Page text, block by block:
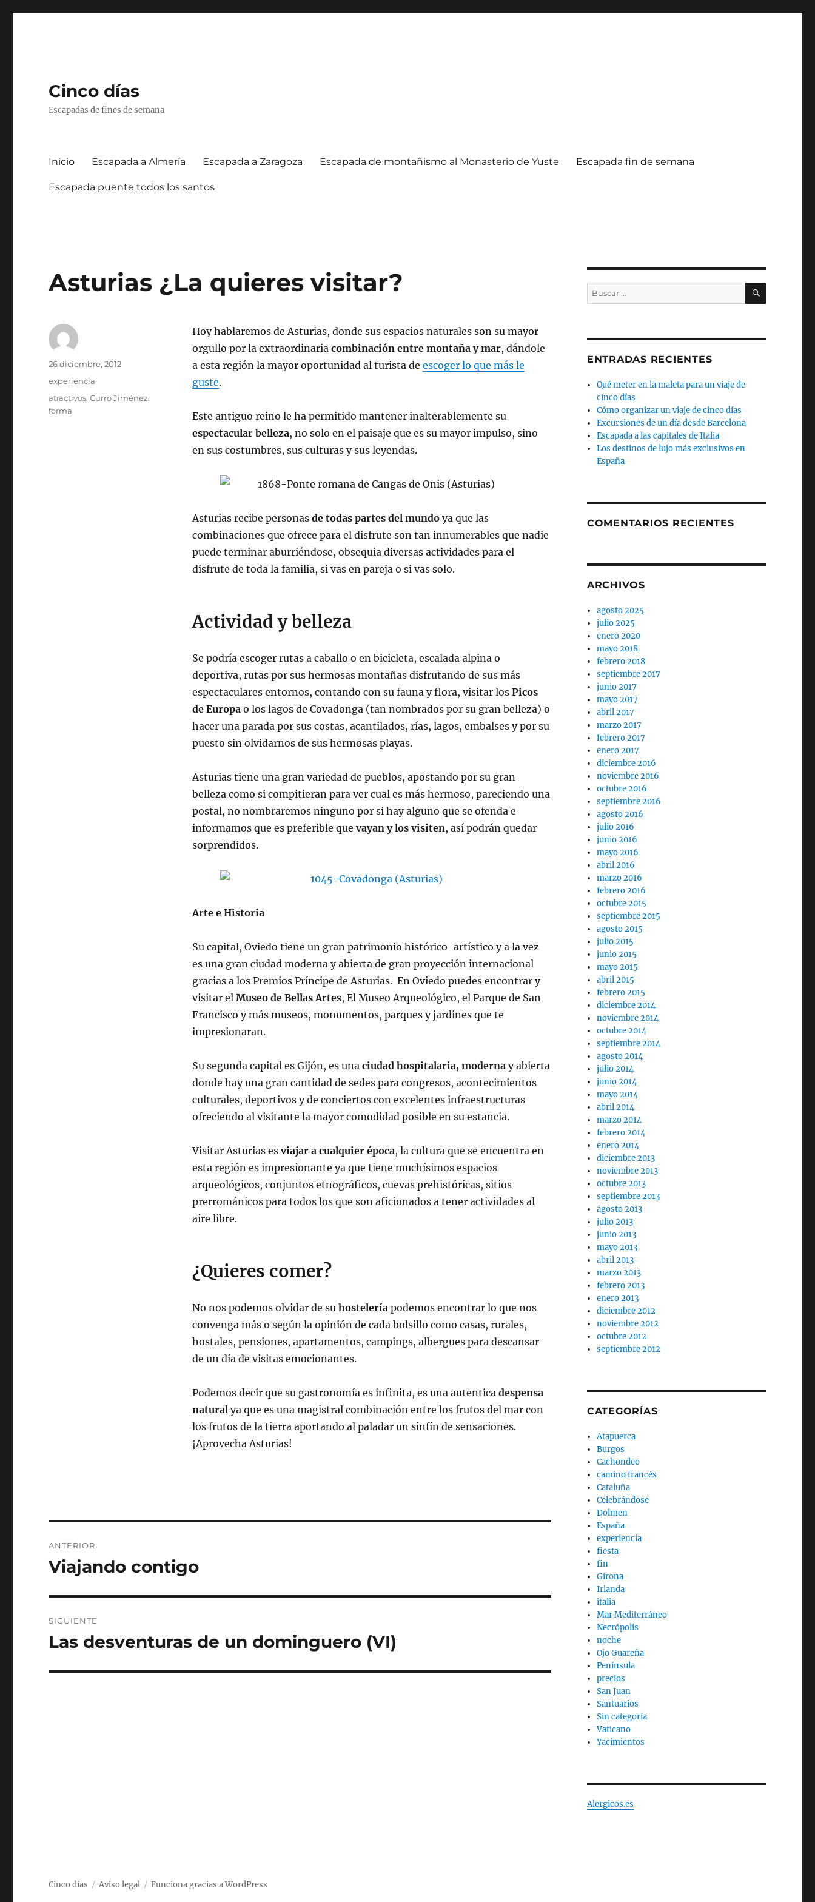
Cinco días
Escapadas de fines de semana
Inicio Escapada a Almería Escapada a Zaragoza Escapada de montañismo al Monasterio de Yuste Escapada fin de semana
Escapada puente todos los santos
Asturias ¿La quieres visitar?
Hoy hablaremos de Asturias, donde sus espacios naturales son su mayor
orgullo por la extraordinaria combinación entre montaña y mar, dándole
a esta región la mayor oportunidad al turista de escoger lo que más le
guste.
Este antiguo reino le ha permitido mantener inalterablemente su
espectacular belleza, no solo en el paisaje que es su mayor impulso, sino
en sus costumbres, sus culturas y sus leyendas.
Asturias recibe personas de todas partes del mundoya que las
combinaciones que ofrece para el disfrute son tan innumerables que nadie
puede terminar aburriéndose, obsequia diversas actividades para el
disfrute de toda la familia, si vas en pareja o si vas solo.
Actividad y belleza
Se podría escoger rutas a caballo o en bicicleta, escalada alpina o
deportiva, rutas por sus hermosas montañas disfrutando de sus más
espectaculares entornos, contando con su fauna y flora, visitar los Picos
de Europao los lagos de Covadonga (tan nombrados por su gran belleza) o
hacer una parada por sus costas, acantilados, rías, lagos, embalses y por su
puesto sin olvidarnos de sus hermosas playas.
Asturias tiene una gran variedad de pueblos, apostando por su gran
belleza como si compitieran para ver cual es más hermoso, pareciendo una
postal, no nombraremos ninguno por si hay alguno que se ofenda e
informamos que es preferible que vayan y los visiten, así podrán quedar
sorprendidos.
Arte e Historia
Su capital, Oviedo tiene un gran patrimonio histórico-artístico y a la vez
es una gran ciudad moderna y abierta de gran proyección internacional
gracias a los Premios Príncipe de Asturias. En Oviedo puedes encontrar y
visitar el Museo de Bellas Artes, El Museo Arqueológico, el Parque de San
Francisco y más museos, monumentos, parques y jardines que te
impresionaran.
Su segunda capital es Gijón, es una ciudad hospitalaria, modernay abierta
donde hay una gran cantidad de sedes para congresos, acontecimientos
culturales, deportivos y de conciertos con excelentes infraestructuras
ofreciendo al visitante la mayor comodidad posible en su estancia.
Visitar Asturias es viajar a cualquier época, la cultura que se encuentra en
esta región es impresionante ya que tiene muchísimos espacios
arqueológicos, conjuntos etnográficos, cuevas prehistóricas, sitios
prerrománicos para todos los que son aficionados a tener actividades al
aire libre.
¿Quieres comer?
No nos podemos olvidar de su hosteleríapodemos encontrar lo que nos
convenga más o según la opinión de cada bolsillo como casas, rurales,
hostales, pensiones, apartamentos, campings, albergues para descansar
de un día de visitas emocionantes.
Podemos decir que su gastronomía es infinita, es una autentica despensa
naturalya que es una magistral combinación entre los frutos del mar con
los frutos de la tierra aportando al paladar un sinfín de sensaciones.
¡Aprovecha Asturias!
Autor
Publicado
26 diciembre, 2012
Categorías
experiencia
Etiquetas
atractivos,Curro Jiménez,
forma
de
ANTERIOR
Entrada
Viajando contigo
SIGUIENTE
Entrada
Las desventuras de un dominguero (VI)
Buscar
por:
BUSCAR
ENTRADAS RECIENTES
Qué meter en la maleta para un viaje de
cinco días
Cómo organizar un viaje de cinco días
Excursiones de un día desde Barcelona
Escapada a las capitales de Italia
Los destinos de lujo más exclusivos en
España
COMENTARIOS RECIENTES
ARCHIVOS
agosto 2025
julio 2025
enero 2020
mayo 2018
febrero 2018
septiembre 2017
junio 2017
mayo 2017
abril 2017
marzo 2017
febrero 2017
enero 2017
diciembre 2016
noviembre 2016
octubre 2016
septiembre 2016
agosto 2016
julio 2016
junio 2016
mayo 2016
abril 2016
marzo 2016
febrero 2016
octubre 2015
septiembre 2015
agosto 2015
julio 2015
junio 2015
mayo 2015
abril 2015
febrero 2015
diciembre 2014
noviembre 2014
octubre 2014
septiembre 2014
agosto 2014
julio 2014
junio 2014
mayo 2014
abril 2014
marzo 2014
febrero 2014
enero 2014
diciembre 2013
noviembre 2013
octubre 2013
septiembre 2013
agosto 2013
julio 2013
junio 2013
mayo 2013
abril 2013
marzo 2013
febrero 2013
enero 2013
diciembre 2012
noviembre 2012
octubre 2012
septiembre 2012
CATEGORÍAS
Atapuerca
Burgos
Cachondeo
camino francés
Cataluña
Celebrándose
Dolmen
España
experiencia
fiesta
fin
Girona
Irlanda
italia
Mar Mediterráneo
Necrópolis
noche
Ojo Guareña
Península
precios
San Juan
Santuarios
Sin categoría
Vaticano
Yacimientos
Alergicos.es
Cinco días Aviso legal Funciona gracias a WordPress